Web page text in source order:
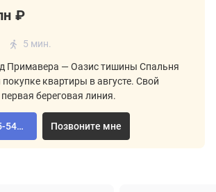
₽
5 мин.
Примавера — Оазис тишины Спальня
квартиры в августе. Свой
береговая линия.
+7 (495) 065-54-02 Позвоните мне